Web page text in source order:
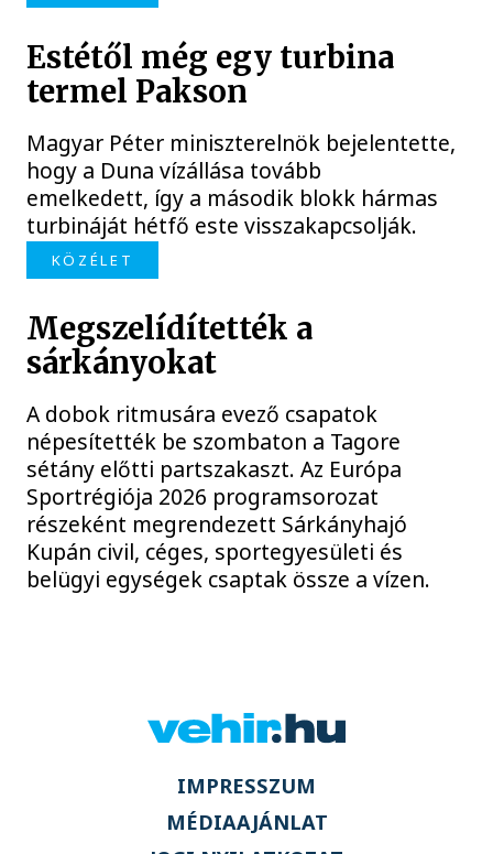
Estétől még egy turbina
termel Pakson
Magyar Péter miniszterelnök bejelentette,
hogy a Duna vízállása tovább
emelkedett, így a második blokk hármas
turbináját hétfő este visszakapcsolják.
KÖZÉLET
Megszelídítették a
sárkányokat
A dobok ritmusára evező csapatok
népesítették be szombaton a Tagore
sétány előtti partszakaszt. Az Európa
Sportrégiója 2026 programsorozat
részeként megrendezett Sárkányhajó
Kupán civil, céges, sportegyesületi és
belügyi egységek csaptak össze a vízen.
IMPRESSZUM
MÉDIAAJÁNLAT